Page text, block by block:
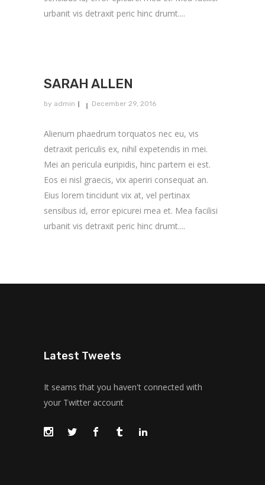
urbanit vis detraxit peric hinc drumt....
SARAH ALLEN
by admin December 29, 2016
Alienum phaedrum torquatos nec eu, vis
detraxit periculis ex, nihil expetendis in mei.
Mei an pericula euripidis, hinc partem ei est.
Eos ei nisl graecis, vix aperiri consequat an.
Eius lorem tincidunt vix at, vel pertinax
sensibus id, error epicurei mea et. Mea facilisi
urbanit vis detraxit peric hinc drumt....
Latest Tweets
It seams that you haven't connected with
your Twitter account